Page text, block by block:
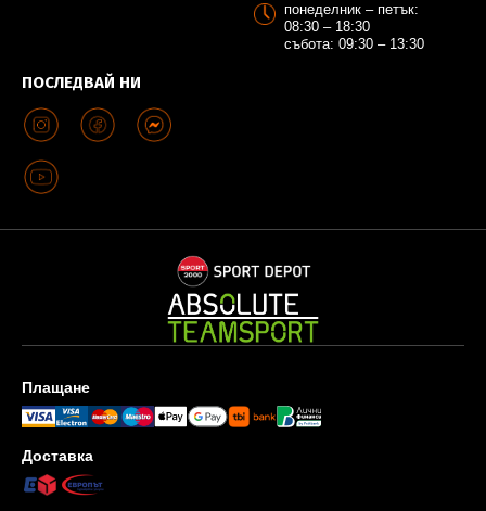
ПОСЛЕДВАЙ НИ
понеделник – петък:
08:30 – 18:30
събота: 09:30 – 13:30
Плащане
Доставка